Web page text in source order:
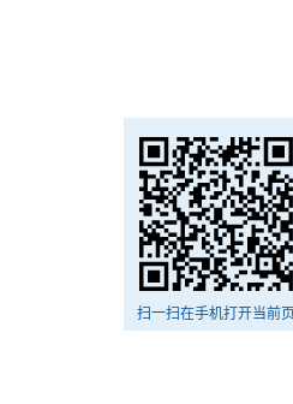
扫一扫在手机打开当前页